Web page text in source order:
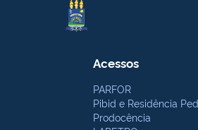
Acessos
PARFOR
Pibid e Residência
Prodocência